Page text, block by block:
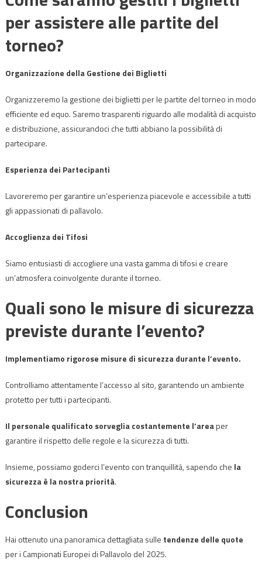
per assistere alle partite del
torneo?
Organizzazione della Gestione dei Biglietti
Organizzeremo la gestione dei biglietti per le partite del torneo in modo
efficiente ed equo. Saremo trasparenti riguardo alle modalità di acquisto
e distribuzione, assicurandoci che tutti abbiano la possibilità di
partecipare.
Esperienza dei Partecipanti
Lavoreremo per garantire un’esperienza piacevole e accessibile a tutti
gli appassionati di pallavolo.
Accoglienza dei Tifosi
Siamo entusiasti di accogliere una vasta gamma di tifosi e creare
un’atmosfera coinvolgente durante il torneo.
Quali sono le misure di sicurezza
previste durante l’evento?
Implementiamo rigorose misure di sicurezza durante l’evento.
Controlliamo attentamente l’accesso al sito, garantendo un ambiente
protetto per tutti i partecipanti.
Il personale qualificato sorveglia costantemente l’areaper
garantire il rispetto delle regole e la sicurezza di tutti.
Insieme, possiamo goderci l’evento con tranquillità, sapendo che la
sicurezza è la nostra priorità.
Conclusion
Hai ottenuto una panoramica dettagliata sulle tendenze delle quote
per i Campionati Europei di Pallavolo del 2025.